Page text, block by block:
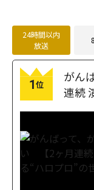
24時間以内
放送
1位
がん
連続